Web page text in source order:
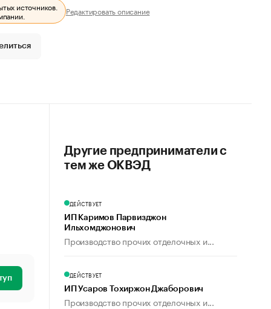
источников. Редактировать описание
Другие предприниматели с
тем же ОКВЭД
ДЕЙСТВУЕТ
ИП Каримов Парвизджон
Ильхомджонович
Производство прочих отделочных и...
ДЕЙСТВУЕТ
ИП Усаров Тохиржон Джаборович
Производство прочих отделочных и...